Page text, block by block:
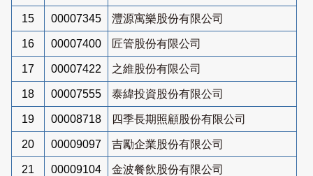
15 00007345 灃源寓樂股份有限公司
16 00007400 匠管股份有限公司
17 00007422 之維股份有限公司
18 00007555 泰緯投資股份有限公司
19 00008718 四季長期照顧股份有限公司
20 00009097 吉勵企業股份有限公司
21 00009104 金波餐飲股份有限公司